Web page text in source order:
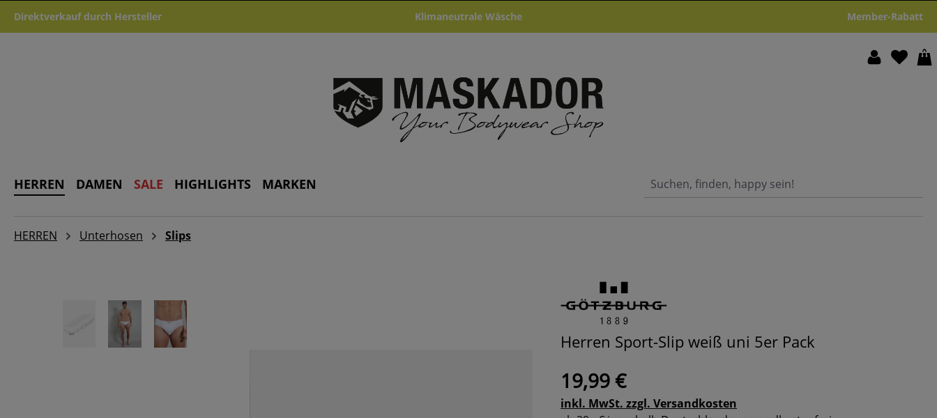
Hauptinhalt springen
Zur Suche springen
Zur Hauptnavigation springen
Direktverkauf durch Hersteller Klimaneutrale Wäsche Member-Rabatt
HERREN DAMEN SALE HIGHLIGHTS MARKEN
HERREN Unterhosen Slips
Herren Sport-Slip weiß uni 5er Pack
19,99 €
inkl. MwSt. zzgl. Versandkosten